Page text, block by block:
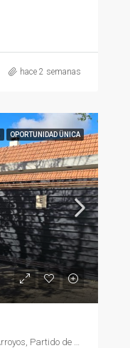
hace 2 semanas
OPORTUNIDAD ÜNICA
555, 39 - Istilart, Residencial, Tres Arroyos, Partido de Tres Arroyos, Buenos Aires, B7500, Argentina